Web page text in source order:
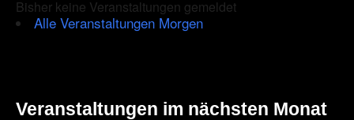
Bisher keine Veranstaltungen gemeldet
Alle Veranstaltungen Morgen
Veranstaltungen im nächsten Monat